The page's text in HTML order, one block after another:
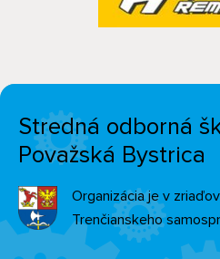
Stredná odborná
Považská Bystrica
Organizácia je v
Trenčianskeho